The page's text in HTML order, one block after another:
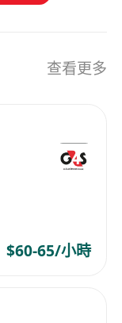
查看更多
$60-65/小時